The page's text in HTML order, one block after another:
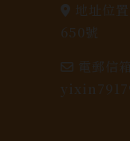
地址位置
650號
電郵信箱